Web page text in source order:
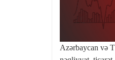
Azərbaycan və